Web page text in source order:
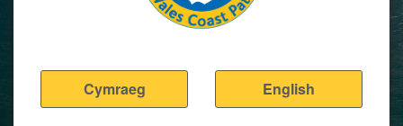
Cymraeg English